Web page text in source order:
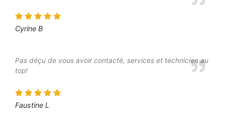
Cyrine B
Pas déçu de vous avoir contacté, services et technicien au
top!
Faustine L